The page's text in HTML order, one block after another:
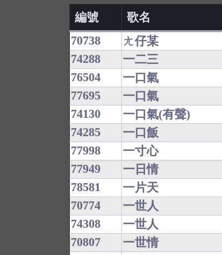
編號
歌名
70738
ㄤ仔某
74288
一二三
76504
一口氣
77695
一口氣
74130
一口氣(有聲)
74285
一口飯
77998
一寸心
77949
一日情
78581
一片天
70774
一世人
74308
一世人
70807
一世情